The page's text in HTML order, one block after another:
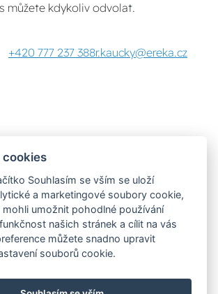
můžete kdykoliv odvolat.
+420 777 237 388r.kaucky@ereka.cz
platba
cookies
Souhlasím se vším se uloží
a marketingové soubory cookie,
umožnit pohodlné používání
našich stránek a cílit na vás
můžete snadno upravit
souborů cookie.